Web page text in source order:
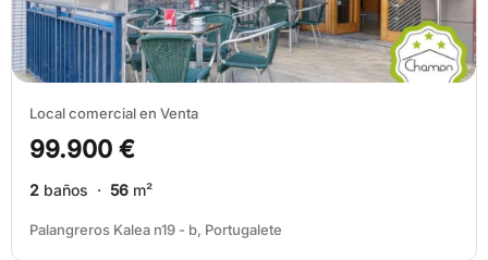
Local comercial en Venta
99.900 €
2 baños · 56 m²
Palangreros Kalea n19 - b, Portugalete